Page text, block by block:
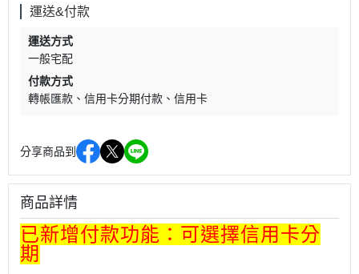
運送&付款
運送方式
一般宅配
付款方式
轉帳匯款
信用卡分期付款 信用卡
分享商品到
商品詳情
已新增付款功能：可選擇信用卡分
期